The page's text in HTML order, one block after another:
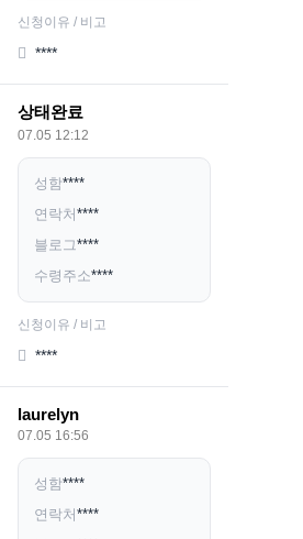
신청이유 / 비고
****
상태완료
07.05 12:12
성함****
연락처 ****
블로그****
수령주소****
신청이유 / 비고
****
laurelyn
07.05 16:56
성함****
연락처 ****